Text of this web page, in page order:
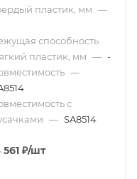
пластик, мм —
способность
пластик, мм — -
—
с
— SA8514
561 ₽/шт